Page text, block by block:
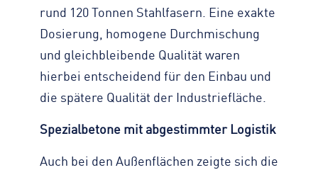
rund 120 Tonnen Stahlfasern. Eine exakte
Dosierung, homogene Durchmischung
und gleichbleibende Qualität waren
hierbei entscheidend für den Einbau und
die spätere Qualität der Industriefläche.
Spezialbetone mit abgestimmter Logistik
Auch bei den Außenflächen zeigte sich die